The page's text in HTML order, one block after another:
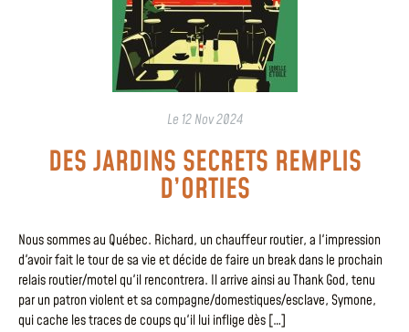
Le 12 Nov 2024
DES JARDINS SECRETS REMPLIS
D’ORTIES
Nous sommes au Québec. Richard, un chauffeur routier, a l'impression
d'avoir fait le tour de sa vie et décide de faire un break dans le prochain
relais routier/motel qu'il rencontrera. Il arrive ainsi au Thank God, tenu
par un patron violent et sa compagne/domestiques/esclave, Symone,
qui cache les traces de coups qu'il lui inflige dès […]